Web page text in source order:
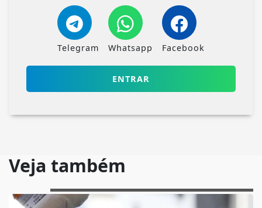
Telegram Whatsapp Facebook
ENTRAR
Veja também